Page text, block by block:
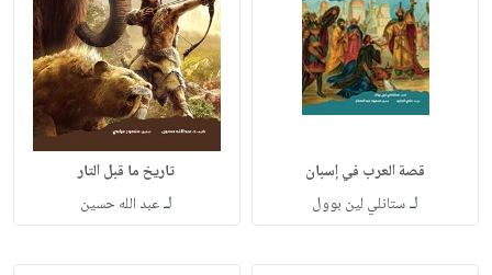
قصة العرب في إسبان
لـستانلي لين بوول
تاريخ ما قبل التار
لـعبد الله حسين